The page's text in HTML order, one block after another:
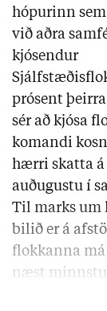
hópurinn sem
við aðra
kjósendur
prósent
sér að kjósa
komandi
hærri skatta á
auðugustu í
Til marks um
bilið er á
flokkanna
næst